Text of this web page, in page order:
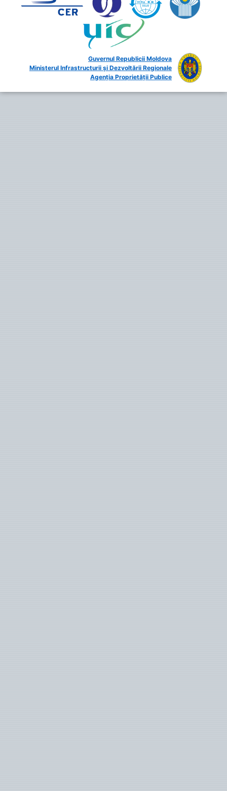
Guvernul Republicii Moldova
Ministerul Infrastructurii și Dezvoltării Regionale
Agenția Proprietății Publice